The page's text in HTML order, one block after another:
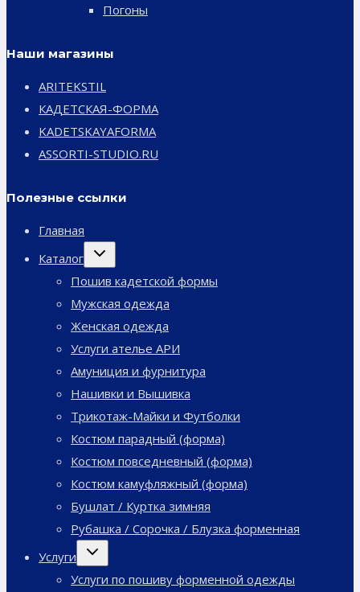
Погоны
Наши магазины
ARITEKSTIL
КАДЕТСКАЯ-ФОРМА
KADETSKAYAFORMA
ASSORTI-STUDIO.RU
Полезные ссылки
Главная
Каталог
Переключить
Пошив кадетской формы
Мужская одежда
Женская одежда
Услуги ателье АРИ
Амуниция и фурнитура
Нашивки и Вышивка
Трикотаж-Майки и Футболки
Костюм парадный (форма)
Костюм повседневный (форма)
Костюм камуфляжный (форма)
Бушлат / Куртка зимняя
Рубашка / Сорочка / Блузка форменная
Услуги
Переключить
Услуги по пошиву форменной одежды